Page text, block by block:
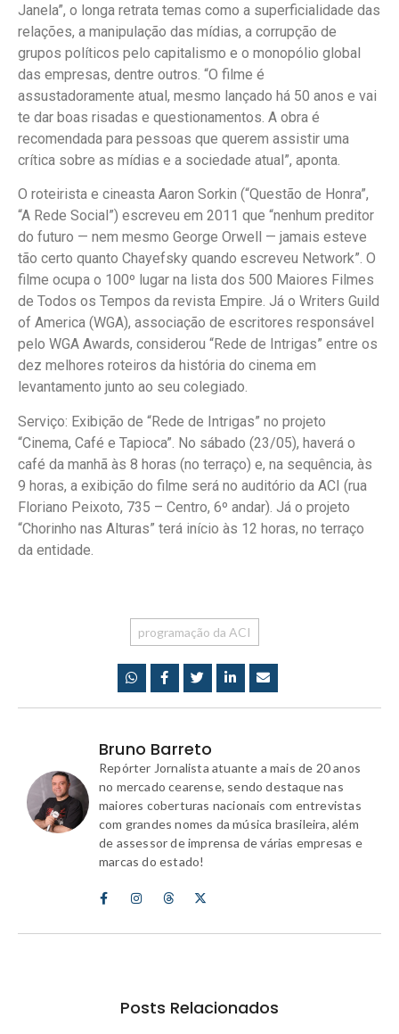
Janela”, o longa retrata temas como a superficialidade das
relações, a manipulação das mídias, a corrupção de
grupos políticos pelo capitalismo e o monopólio global
das empresas, dentre outros. “O filme é
assustadoramente atual, mesmo lançado há 50 anos e vai
te dar boas risadas e questionamentos. A obra é
recomendada para pessoas que querem assistir uma
crítica sobre as mídias e a sociedade atual”, aponta.
O roteirista e cineasta Aaron Sorkin (“Questão de Honra”,
“A Rede Social”) escreveu em 2011 que “nenhum preditor
do futuro — nem mesmo George Orwell — jamais esteve
tão certo quanto Chayefsky quando escreveu Network”. O
filme ocupa o 100º lugar na lista dos 500 Maiores Filmes
de Todos os Tempos da revista Empire. Já o Writers Guild
of America (WGA), associação de escritores responsável
pelo WGA Awards, considerou “Rede de Intrigas” entre os
dez melhores roteiros da história do cinema em
levantamento junto ao seu colegiado.
Serviço: Exibição de “Rede de Intrigas” no projeto
“Cinema, Café e Tapioca”. No sábado (23/05), haverá o
café da manhã às 8 horas (no terraço) e, na sequência, às
9 horas, a exibição do filme será no auditório da ACI (rua
Floriano Peixoto, 735 – Centro, 6º andar). Já o projeto
“Chorinho nas Alturas” terá início às 12 horas, no terraço
da entidade.
programação da ACI
Bruno Barreto
Repórter Jornalista atuante a mais de 20 anos
no mercado cearense, sendo destaque nas
maiores coberturas nacionais com entrevistas
com grandes nomes da música brasileira, além
de assessor de imprensa de várias empresas e
marcas do estado!
Posts Relacionados